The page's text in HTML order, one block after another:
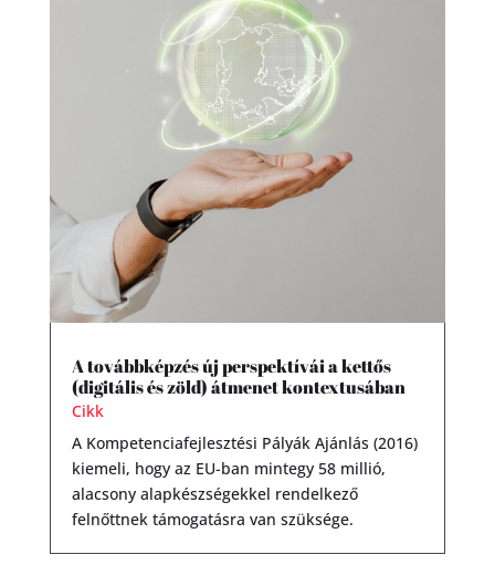
A továbbképzés új perspektívái a kettős
(digitális és zöld) átmenet kontextusában
Cikk
A Kompetenciafejlesztési Pályák Ajánlás (2016)
kiemeli, hogy az EU-ban mintegy 58 millió,
alacsony alapkészségekkel rendelkező
felnőttnek támogatásra van szüksége.